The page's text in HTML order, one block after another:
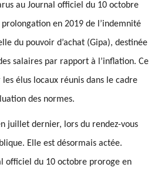
au Journal officiel du 10 octobre
en 2019 de l’indemnité
du pouvoir d’achat (Gipa), destinée
salaires par rapport à l’inflation. Ce
élus locaux réunis dans le cadre
des normes.
juillet dernier, lors du rendez-vous
Elle est désormais actée.
officiel du 10 octobre proroge en